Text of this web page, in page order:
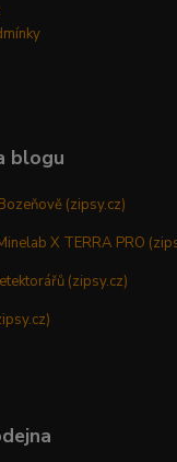
blogu
(zipsy.cz)
X TERRA PRO
(zipsy.cz)